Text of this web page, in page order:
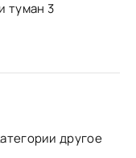
туман 3
другое